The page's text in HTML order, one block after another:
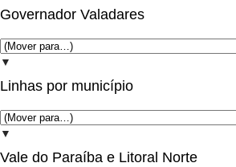
Governador Valadares
▼
Linhas por município
▼
Vale do Paraíba e Litoral Norte